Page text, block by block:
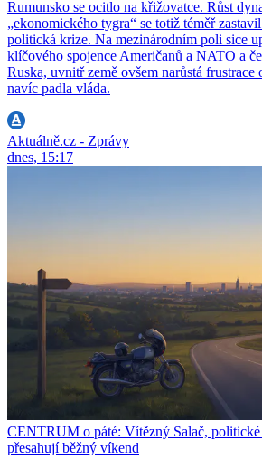
Rumunsko se ocitlo na křižovatce. Růst
„ekonomického tygra“ se totiž téměř
politická krize. Na mezinárodním poli sice
klíčového spojence Američanů a NATO a
Ruska, uvnitř země ovšem narůstá
navíc padla vláda.
Aktuálně.cz - Zprávy
dnes, 15:17
CENTRUM o páté: Vítězný Salač, politické
přesahují běžný víkend